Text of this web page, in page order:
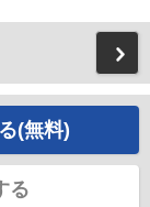
(無料)
る